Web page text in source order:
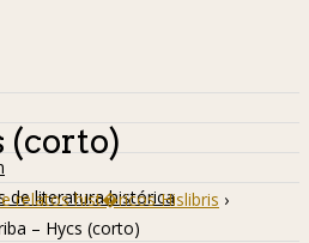
de literatura histórica
(corto)
relatos hist�ricos Hislibris ›
– Hycs (corto)